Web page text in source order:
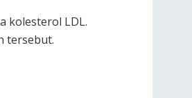
kolesterol LDL.
tersebut.